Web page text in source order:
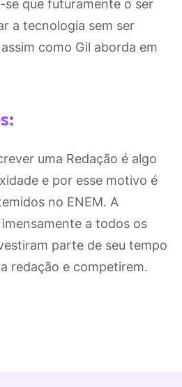
se que futuramente o ser
a tecnologia sem ser
como Gil aborda em
uma Redação é algo
e por esse motivo é
no ENEM. A
a todos os
parte de seu tempo
redação e competirem.